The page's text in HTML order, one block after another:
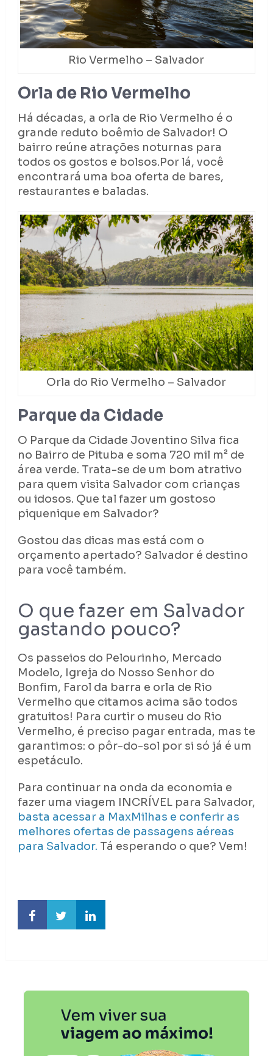
Rio Vermelho – Salvador
Orla de Rio Vermelho
Há décadas, a orla de Rio Vermelho é o
grande reduto boêmio de Salvador! O
bairro reúne atrações noturnas para
todos os gostos e bolsos.Por lá, você
encontrará uma boa oferta de bares,
restaurantes e baladas.
Orla do Rio Vermelho – Salvador
Parque da Cidade
O Parque da Cidade Joventino Silva fica
no Bairro de Pituba e soma 720 mil m² de
área verde. Trata-se de um bom atrativo
para quem visita Salvador com crianças
ou idosos. Que tal fazer um gostoso
piquenique em Salvador?
Gostou das dicas mas está com o
orçamento apertado? Salvador é destino
para você também.
O que fazer em Salvador
gastando pouco?
Os passeios do Pelourinho, Mercado
Modelo, Igreja do Nosso Senhor do
Bonfim, Farol da barra e orla de Rio
Vermelho que citamos acima são todos
gratuitos! Para curtir o museu do Rio
Vermelho, é preciso pagar entrada, mas te
garantimos: o pôr-do-sol por si só já é um
espetáculo.
Para continuar na onda da economia e
fazer uma viagem INCRÍVEL para Salvador,
basta acessar a MaxMilhas e conferir as
melhores ofertas de passagens aéreas
para Salvador. Tá esperando o que? Vem!